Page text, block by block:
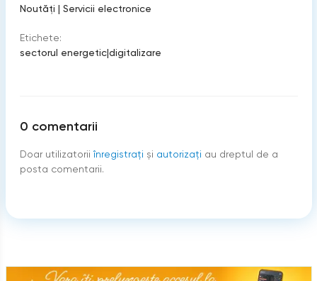
Noutăți | Servicii electronice
Etichete:
sectorul energetic|digitalizare
0 comentarii
Doar utilizatorii înregistraţi şi autorizați au dreptul de a
posta comentarii.